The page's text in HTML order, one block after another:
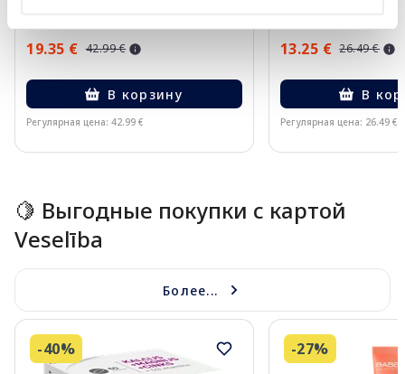
19.35 € 42.99 €
В корзину
Регулярная цена: 42.99 €
13.25 € 26.49 €
В
Регулярная цена: 26.49 €
🍋 Выгодные покупки с картой
Veselība
Более...
-40% -27%